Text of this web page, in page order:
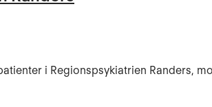
i Regionspsykiatrien Randers,